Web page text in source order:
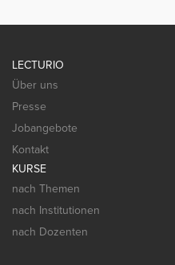
LECTURIO
Über uns
Presse
Jobangebote
Kontakt
KURSE
nach Themen
nach Institutionen
nach Dozenten